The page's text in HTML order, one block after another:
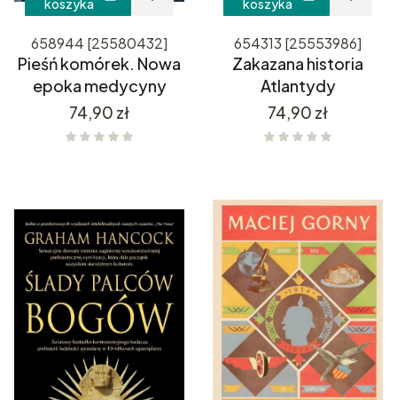
koszyka
658944 [25580432]
Pieśń komórek. Nowa
epoka medycyny
Cena
74,90 zł
koszyka
654313 [25553986]
Zakazana historia
Atlantydy
Cena
74,90 zł